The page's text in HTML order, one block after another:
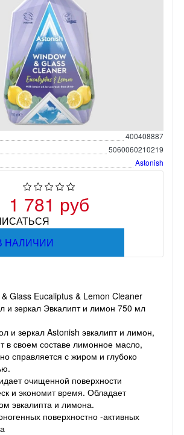
400408887
5060060210219
Astonish
1 781 руб
НАЛИЧИИ
Glass Eucaliptus & Lemon Cleaner
и зеркал Эвкалипт и лимон 750 мл
и зеркал Astonish эвкалипт и лимон,
в своем составе лимонное масло,
справляется с жиром и глубоко
очищенной поверхности
и экономит время. Обладает
эвкалипта и лимона.
поверхностно -активных